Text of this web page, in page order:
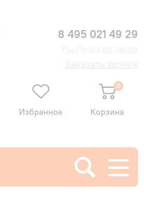
8 495 021 49 29
Заказать звонок
Избранное
0
Корзина